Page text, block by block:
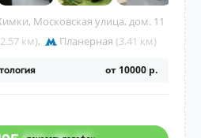
Московская улица, дом. 11
км), Планерная (3.41 км)
от 10000 р.